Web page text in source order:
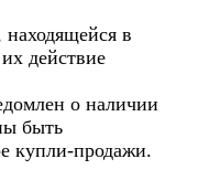
в
действие
о наличии
быть
купли-продажи.